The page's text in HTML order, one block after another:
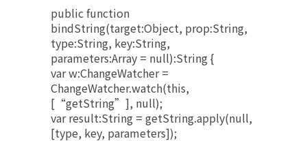
public function
bindString(target:Object, prop:String,
type:String, key:String,
parameters:Array = null):String {
var w:ChangeWatcher =
ChangeWatcher.watch(this,
[“getString”], null);
var result:String = getString.apply(null,
[type, key, parameters]);